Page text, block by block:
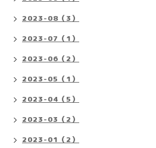
2023-08（3）
2023-07（1）
2023-06（2）
2023-05（1）
2023-04（5）
2023-03（2）
2023-01（2）